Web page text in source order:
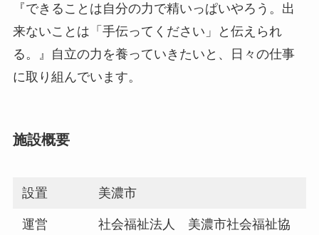
『できることは自分の力で精いっぱいやろう。出
来ないことは「手伝ってください」と伝えられ
る。』自立の力を養っていきたいと、日々の仕事
に取り組んでいます。
施設概要
設置 美濃市
運営
社会福祉法人 美濃市社会福祉協